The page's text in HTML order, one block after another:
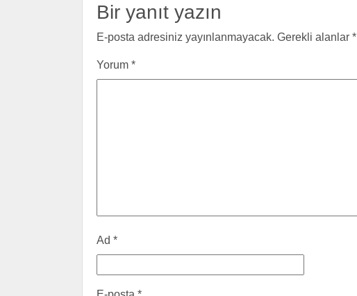
Bir yanıt yazın
E-posta adresiniz yayınlanmayacak. Gerekli alanlar *
Yorum *
Ad *